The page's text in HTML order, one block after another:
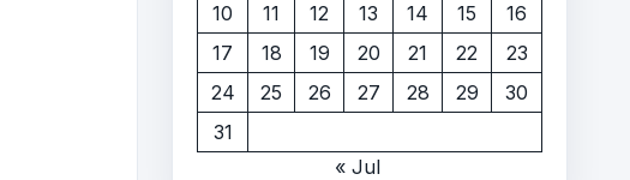
10
11 12 13 14 15
16
17
18 19 20 21 22
23
24
25 26 27 28 29
30
31
« Jul